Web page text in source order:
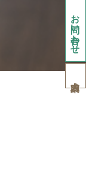
お問い合わせ